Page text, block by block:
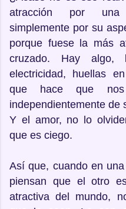
atracción por una
simplemente por su
porque fuese la más
cruzado. Hay algo,
electricidad, huellas
que hace que nos
independientemente de
Y el amor, no lo
que es ciego.
Así que, cuando en
piensan que el otro
atractiva del mundo,